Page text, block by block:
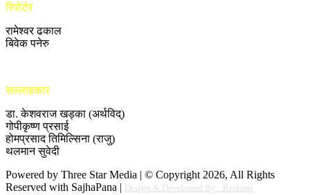
रिपोर्टर
रामेश्वर ढकाल
बिवेक पनेरु
सल्लाहकार
डा. केशवराज खड्का (अर्थविद्)
गोपीकृष्ण प्रसाई
होमप्रसाद तिमिल्सिना (राजु)
थलमान सुवेदी
Powered by Three Star Media | © Copyright 2026, All Rights
Reserved with SajhaPana | Design & Developed By : Resham